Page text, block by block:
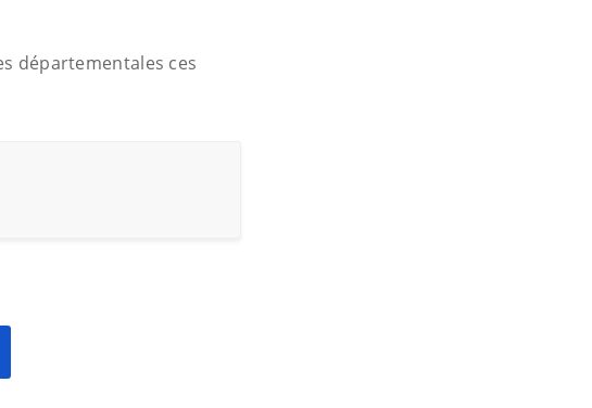
départementales ces